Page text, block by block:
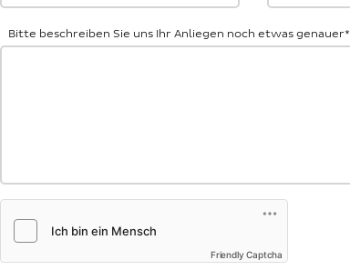
Bitte beschreiben Sie uns Ihr Anliegen noch etwas genauer*
Friendly Captcha